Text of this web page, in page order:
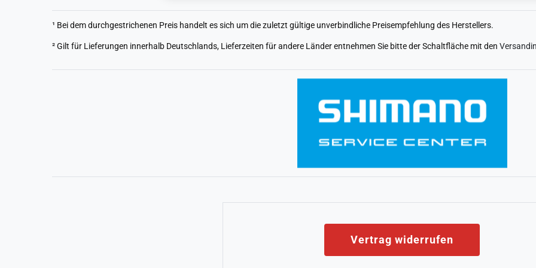
¹ Bei dem durchgestrichenen Preis handelt es sich um die zuletzt gültige unverbindliche Preisempfehlung des Herstellers.
² Gilt für Lieferungen innerhalb Deutschlands, Lieferzeiten für andere Länder entnehmen Sie bitte der Schaltfläche mit den
Vertrag widerrufen